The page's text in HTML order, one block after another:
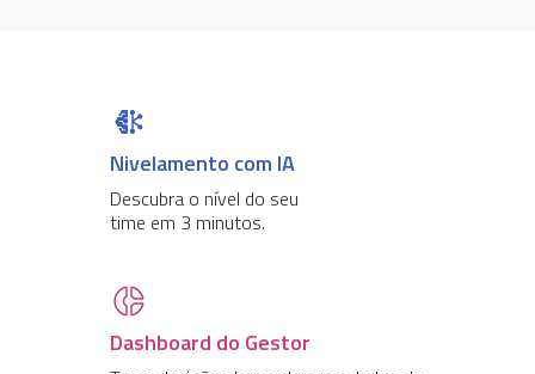
Nivelamento com IA
Descubra o nível do seu
time em 3 minutos.
Dashboard do Gestor